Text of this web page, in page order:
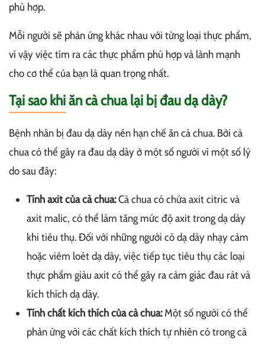
phù hợp.
Mỗi người sẽ phản ứng khác nhau với từng loại thực phẩm,
vì vậy việc tìm ra các thực phẩm phù hợp và lành mạnh
cho cơ thể của bạn là quan trọng nhất.
Tại sao khi ăn cà chua lại bị đau dạ dày?
Bệnh nhân bị đau dạ dày nên hạn chế ăn cà chua. Bởi cà
chua có thể gây ra đau dạ dày ở một số người vì một số lý
do sau đây:
Tính axit của cà chua:Cà chua có chứa axit citric và
axit malic, có thể làm tăng mức độ axit trong dạ dày
khi tiêu thụ. Đối với những người có dạ dày nhạy cảm
hoặc viêm loét dạ dày, việc tiếp tục tiêu thụ các loại
thực phẩm giàu axit có thể gây ra cảm giác đau rát và
kích thích dạ dày.
Tính chất kích thích của cà chua:Một số người có thể
phản ứng với các chất kích thích tự nhiên có trong cà